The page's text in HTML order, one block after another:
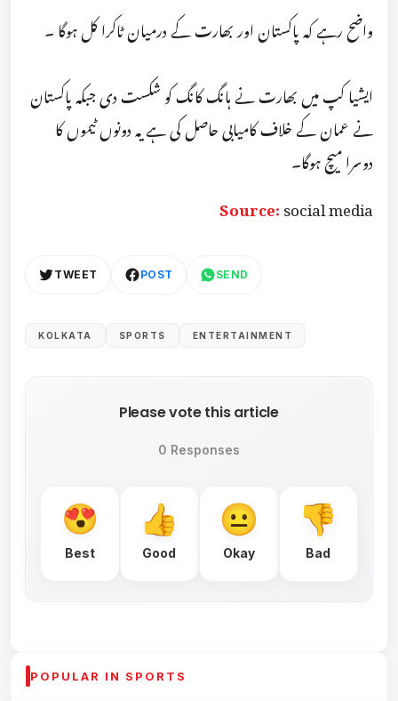
واضح رہے کہ پاکستان اور بھارت کے درمیان ٹاکرا کل ہوگا ۔
ایشیا کپ میں بھارت نے ہانگ کانگ کو شکست دی جبکہ پاکستان
نے عمان کے خلاف کامیابی حاصل کی ہے یہ دونوں ٹیموں کا
دوسرا میچ ہوگا۔
Source:social media
TWEET POST SEND
KOLKATA SPORTS ENTERTAINMENT
Please vote this article
0 Responses
Best Good Okay Bad
POPULAR IN SPORTS